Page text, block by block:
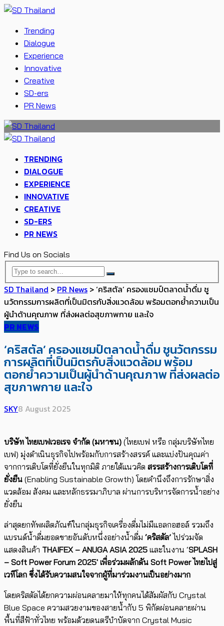
Trending
Dialogue
Experience
Innovative
Creative
SD-ers
PR News
TRENDING
DIALOGUE
EXPERIENCE
INNOVATIVE
CREATIVE
SD-ERS
PR NEWS
Find Us on Socials
SD Thailand > PR News >‘คริสตัล’ ครองแชมป์ตลาดน้ำดื่ม ชู
นวัตกรรมการผลิตที่เป็นมิตรกับสิ่งแวดล้อม พร้อมตอกย้ำความเป็น
ผู้นำด้านคุณภาพ ที่ส่งผลต่อสุขภาพกาย และใจ
PR NEWS
‘คริสตัล’ ครองแชมป์ตลาดน้ำดื่ม ชูนวัตกรรม
การผลิตที่เป็นมิตรกับสิ่งแวดล้อม พร้อม
ตอกย้ำความเป็นผู้นำด้านคุณภาพ ที่ส่งผลต่อ
สุขภาพกาย และใจ
SKY8 August 2025
บริษัท ไทยเบฟเวอเรจ จำกัด (มหาชน) (ไทยเบฟ หรือ กลุ่มบริษัทไทย
เบฟ) มุ่งดำเนินธุรกิจไปพร้อมกับการสร้างสรรค์ และแบ่งปันคุณค่า
จากการเติบโตที่ยั่งยืนในทุกมิติ ภายใต้แนวคิด สรรสร้างการเติบโตที่
ยั่งยืน (Enabling Sustainable Growth) โดยคำนึงถึงการรักษาสิ่ง
แวดล้อม สังคม และหลักธรรมาภิบาล ผ่านการบริหารจัดการน้ำอย่าง
ยั่งยืน
ล่าสุดยกทัพผลิตภัณฑ์ในกลุ่มธุรกิจเครื่องดื่มไม่มีแอลกอฮอล์ รวมถึง
แบรนด์น้ำดื่มยอดขายอันดับหนึ่งอย่างน้ำดื่ม ‘คริสตัล’ไปร่วมจัด
แสดงสินค้า THAIFEX – ANUGA ASIA2025 และในงาน ‘SPLASH
– Soft Power Forum 2025′ เพื่อร่วมผลักดัน Soft Powerไทยไปสู่
เวทีโลก ซึ่งได้รับความสนใจจากผู้ที่มาร่วมงานเป็นอย่างมาก
โดยคริสตัลได้ยกความผ่อนคลายมาให้ทุกคนได้สัมผัสกับ Crystal
Blue Space ความสวยงามของสายน้ำกับ 5 พิกัดผ่อนคลายผ่าน
พื้นที่สีฟ้าทั่วไทย พร้อมด้วยดนตรีบำบัดจาก Crystal Music